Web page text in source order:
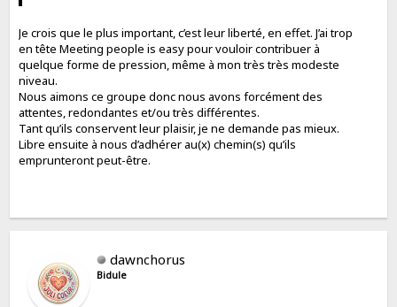
Je crois que le plus important, c’est leur liberté, en effet. J’ai trop
en tête Meeting people is easy pour vouloir contribuer à
quelque forme de pression, même à mon très très modeste
niveau.
Nous aimons ce groupe donc nous avons forcément des
attentes, redondantes et/ou très différentes.
Tant qu’ils conservent leur plaisir, je ne demande pas mieux.
Libre ensuite à nous d’adhérer au(x) chemin(s) qu’ils
emprunteront peut-être.
dawnchorus
Bidule